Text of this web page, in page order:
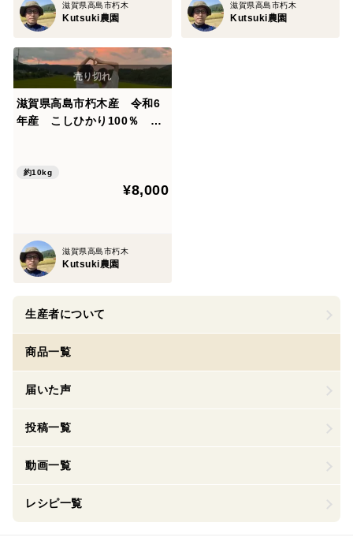
滋賀県高島市朽木
Kutsuki農園
滋賀県高島市朽木
Kutsuki農園
滋賀県高島市朽木産 令和6
年産 こしひかり100％ 10
約10kg
¥8,000
滋賀県高島市朽木
Kutsuki農園
生産者について
商品一覧
届いた声
投稿一覧
動画一覧
レシピ一覧